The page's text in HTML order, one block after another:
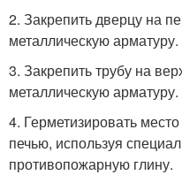
2. Закрепить дверцу на
металлическую арматуру.
3. Закрепить трубу на
металлическую арматуру.
4. Герметизировать
печью, используя
противопожарную глину.